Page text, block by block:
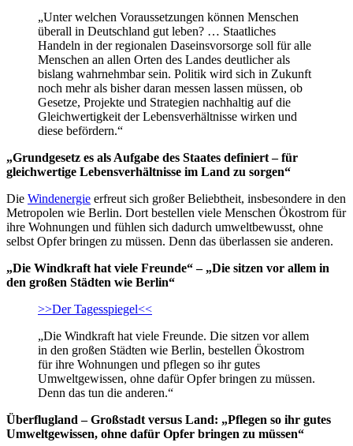
„Unter welchen Voraussetzungen können Menschen
überall in Deutschland gut leben? … Staatliches
Handeln in der regionalen Daseinsvorsorge soll für alle
Menschen an allen Orten des Landes deutlicher als
bislang wahrnehmbar sein. Politik wird sich in Zukunft
noch mehr als bisher daran messen lassen müssen, ob
Gesetze, Projekte und Strategien nachhaltig auf die
Gleichwertigkeit der Lebensverhältnisse wirken und
diese befördern.“
„Grundgesetz es als Aufgabe des Staates definiert – für
gleichwertige Lebensverhältnisse im Land zu sorgen“
Die Windenergie erfreut sich großer Beliebtheit, insbesondere in den
Metropolen wie Berlin. Dort bestellen viele Menschen Ökostrom für
ihre Wohnungen und fühlen sich dadurch umweltbewusst, ohne
selbst Opfer bringen zu müssen. Denn das überlassen sie anderen.
„Die Windkraft hat viele Freunde“ – „Die sitzen vor allem in
den großen Städten wie Berlin“
>>Der Tagesspiegel<<
„Die Windkraft hat viele Freunde. Die sitzen vor allem
in den großen Städten wie Berlin, bestellen Ökostrom
für ihre Wohnungen und pflegen so ihr gutes
Umweltgewissen, ohne dafür Opfer bringen zu müssen.
Denn das tun die anderen.“
Überflugland – Großstadt versus Land: „Pflegen so ihr gutes
Umweltgewissen, ohne dafür Opfer bringen zu müssen“